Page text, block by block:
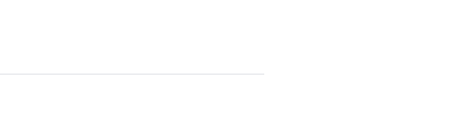
etkili olacak!